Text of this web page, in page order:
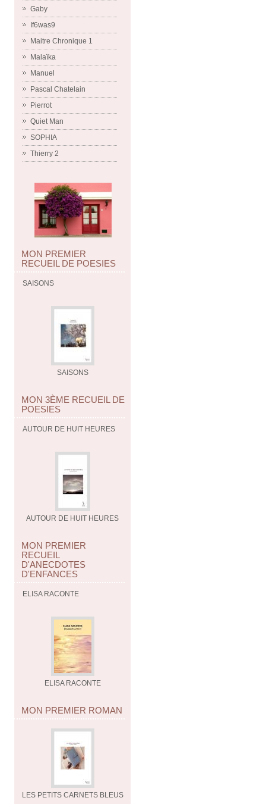
Gaby
If6was9
Maitre Chronique 1
Malaïka
Manuel
Pascal Chatelain
Pierrot
Quiet Man
SOPHIA
Thierry 2
MON PREMIER
RECUEIL DE POESIES
SAISONS
SAISONS
MON 3ÈME RECUEIL DE
POESIES
AUTOUR DE HUIT HEURES
AUTOUR DE HUIT HEURES
MON PREMIER
RECUEIL
D'ANECDOTES
D'ENFANCES
ELISA RACONTE
ELISA RACONTE
MON PREMIER ROMAN
LES PETITS CARNETS BLEUS